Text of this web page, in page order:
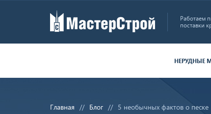
Работаем
поставки
НЕРУДНЫЕ
Главная Блог 5 необычных фактов о песке